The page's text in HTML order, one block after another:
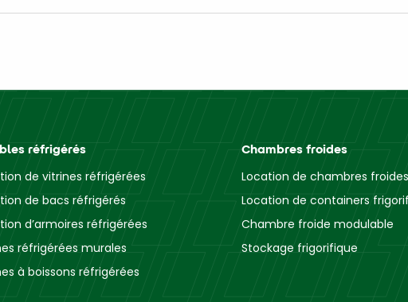
réfrigérés
de vitrines réfrigérées
de bacs réfrigérés
d’armoires réfrigérées
réfrigérées murales
à boissons réfrigérées
Chambres froides
Location de chambres froides
Location de containers
Chambre froide modulable
Stockage frigorifique